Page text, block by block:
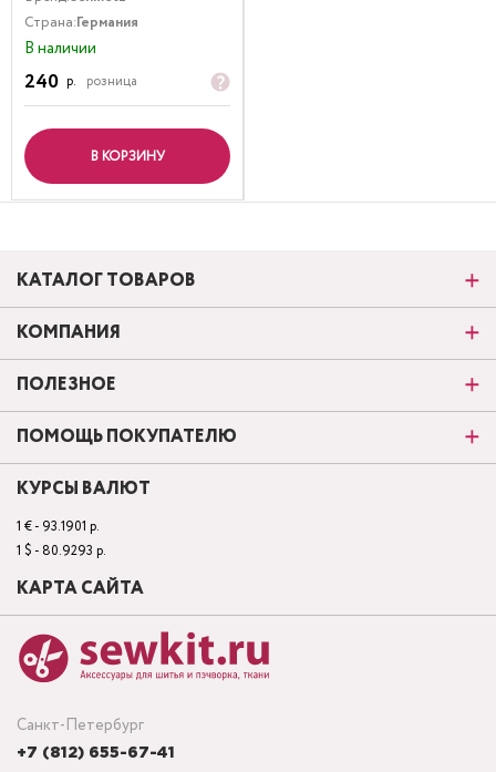
Страна:Германия
В наличии
240 р. розница
В КОРЗИНУ
Санкт-Петербург
+7 (812) 655-67-41
КАТАЛОГ ТОВАРОВ
КОМПАНИЯ
ПОЛЕЗНОЕ
ПОМОЩЬ ПОКУПАТЕЛЮ
КУРСЫ ВАЛЮТ
1 € - 93.1901 р.
1 $ - 80.9293 р.
КАРТА САЙТА